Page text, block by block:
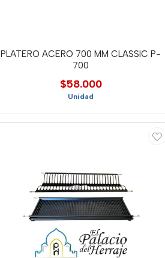
PLATERO ACERO 700 MM CLASSIC P-
700
$58.000
Unidad